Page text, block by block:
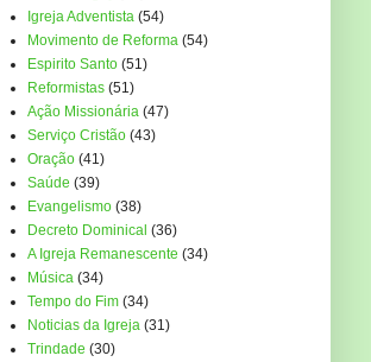
Igreja Adventista (54)
Movimento de Reforma (54)
Espirito Santo (51)
Reformistas (51)
Ação Missionária (47)
Serviço Cristão (43)
Oração (41)
Saúde (39)
Evangelismo (38)
Decreto Dominical (36)
A Igreja Remanescente (34)
Música (34)
Tempo do Fim (34)
Noticias da Igreja (31)
Trindade (30)